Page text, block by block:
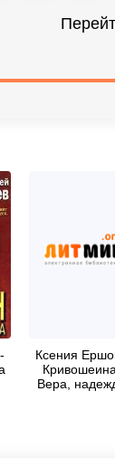
Ксения
Вера,